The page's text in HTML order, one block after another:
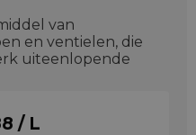
van
en ventielen, die
uiteenlopende
/ L